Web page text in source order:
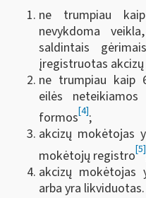
ne trumpiau
nevykdoma
saldintais
įregistruotas
ne trumpiau kaip
eilės neteikiamos
formos[4];
akcizų mokėtojas
mokėtojų registro[5]
akcizų mokėtojas
arba yra likviduotas.